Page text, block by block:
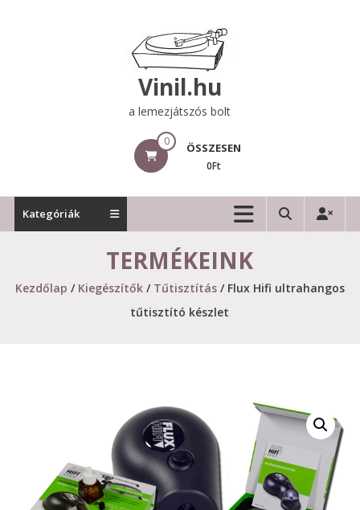
Vinil.hu
a lemezjátszós bolt
0 ÖSSZESEN
0Ft
Kategóriák
TERMÉKEINK
Kezdőlap / Kiegészítők/ Tűtisztítás/ Flux Hifi ultrahangos
tűtisztító készlet